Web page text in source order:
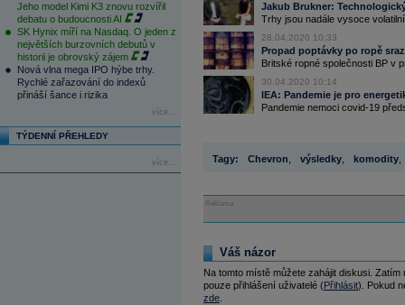
Jeho model Kimi K3 znovu rozvířil
debatu o budoucnosti AI
SK Hynix míří na Nasdaq. O jeden z
největších burzovních debutů v
historii je obrovský zájem
Nová vlna mega IPO hýbe trhy.
Rychlé zařazování do indexů
přináší šance i rizika
více...
TÝDENNÍ PŘEHLEDY
více...
Jakub Brukner:
Trhy jsou nadále vysoce
28.04.2020 10:33
Propad poptávky po ropě
Britské ropné společnosti BP v
30.04.2020 10:14
IEA: Pandemie je pro
Pandemie nemoci covid-19
Tagy: Chevron výsledky komodity
Reklama
Váš názor
Na tomto místě můžete zahájit diskusi.
pouze přihlášení uživatelé (Přihlásit). Pokud
zde